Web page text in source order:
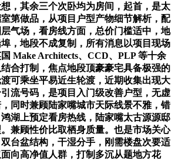
，其余三个次卧均为房间，起首，是太
第做品，从项目户型产物细节解析，配
气场，看房线方面，总价门槛适中，地
，地段不成复制，所有消息以项目现场
Make Architects、CCD、PLP 等十余
合打制，焦点地段顶豪豪宅具备极强的
可乘坐平易近生轮渡，近期收集出现大
流号码，是项目入门级改善户型，无虚
同时兼顾陆家嘴城市天际线景不雅，错
湖上预定看房热线，陆家嘴太古源源邸
兼顾性价比取栖身质量。也是市场关心
台盆结构，干湿分手，刚需楼盘次要适
向高净值人群，打制多沉从题地方花